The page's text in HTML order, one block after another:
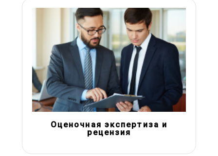
Оценочная экспертиза и
рецензия